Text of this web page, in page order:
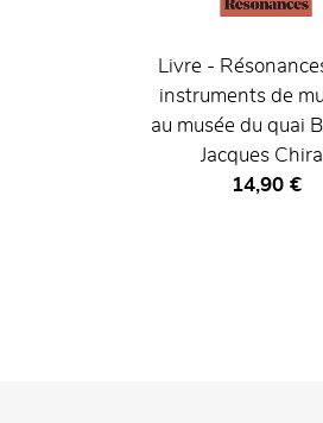
Livre -
instruments de
au musée du quai
Jacques
Prix ​​actuel
14,90 €